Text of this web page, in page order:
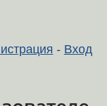
- Вход